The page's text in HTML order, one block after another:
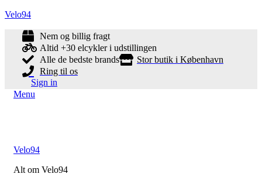
Velo94
Nem og billig fragt
Altid +30 elcykler i udstillingen
Alle de bedste brands
Stor butik i København
Ring til os
Sign in
Menu
Velo94
Alt om Velo94